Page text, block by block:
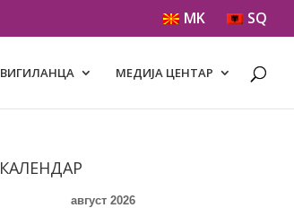
MK SQ
ВИГИЛАНЦА МЕДИЈА ЦЕНТАР
КАЛЕНДАР
август 2026